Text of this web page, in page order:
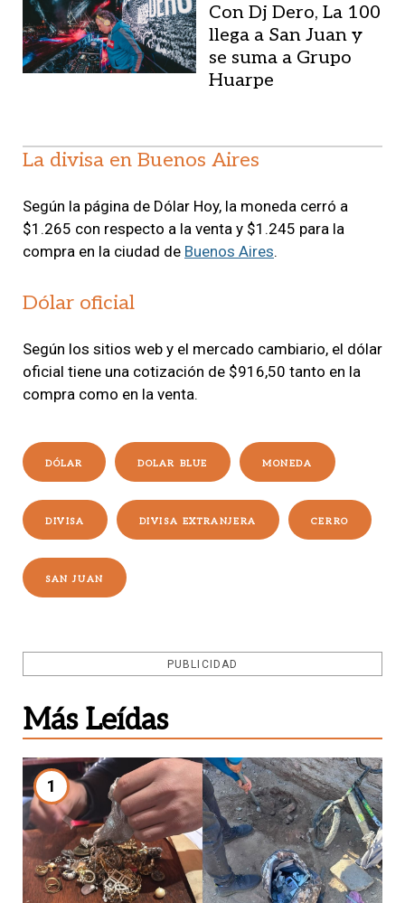
Con Dj Dero, La 100
llega a San Juan y
se suma a Grupo
Huarpe
La divisa en Buenos Aires
Según la página de Dólar Hoy, la moneda cerró a
$1.265 con respecto a la venta y $1.245 para la
compra en la ciudad de Buenos Aires.
Dólar oficial
Según los sitios web y el mercado cambiario, el dólar
oficial tiene una cotización de $916,50 tanto en la
compra como en la venta.
DÓLAR DOLAR BLUE MONEDA
DIVISA DIVISA EXTRANJERA CERRO
SAN JUAN
PUBLICIDAD
Más Leídas
1